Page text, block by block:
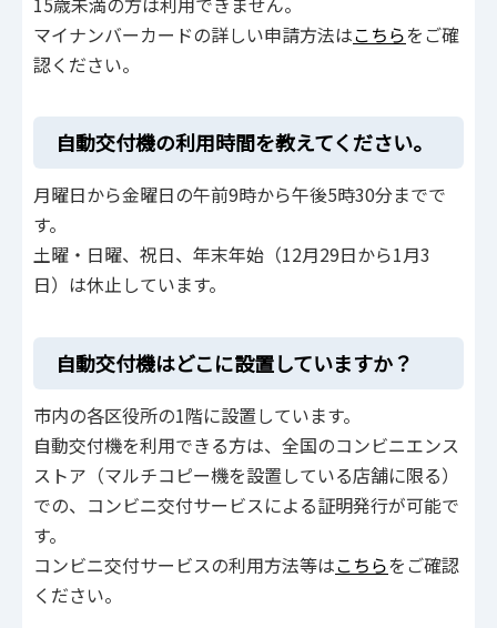
マイナンバーカードの詳しい申請方法はこちらをご確
認ください。
自動交付機の利用時間を教えてください。
月曜日から金曜日の午前9時から午後5時30分までで
す。
土曜・日曜、祝日、年末年始（12月29日から1月3
日）は休止しています。
自動交付機はどこに設置していますか？
市内の各区役所の1階に設置しています。
自動交付機を利用できる方は、全国のコンビニエンス
ストア（マルチコピー機を設置している店舗に限る）
での、コンビニ交付サービスによる証明発行が可能で
す。
コンビニ交付サービスの利用方法等はこちらをご確認
ください。